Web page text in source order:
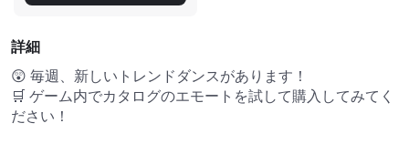
詳細
😲 毎週、新しいトレンドダンスがあります！
🛒 ゲーム内でカタログのエモートを試して購入してみてく
ださい！